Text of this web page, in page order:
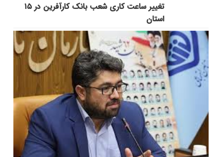
تغییر ساعت کاری شعب بانک کارآفرین در ۱۵
استان